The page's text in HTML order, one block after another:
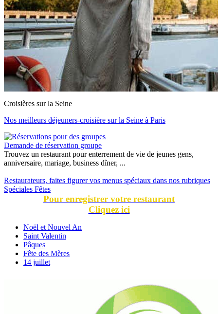
Croisières sur la Seine
Nos meilleurs déjeuners-croisière sur la Seine à Paris
Demande de réservation groupe
Trouvez un restaurant pour enterrement de vie de jeunes gens,
anniversaire, mariage, business dîner, ...
Restaurateurs, faites figurer vos menus spéciaux dans nos rubriques
Spéciales Fêtes
Pour enregistrer votre restaurant
Cliquez ici
Noël et Nouvel An
Saint Valentin
Pâques
Fête des Mères
14 juillet